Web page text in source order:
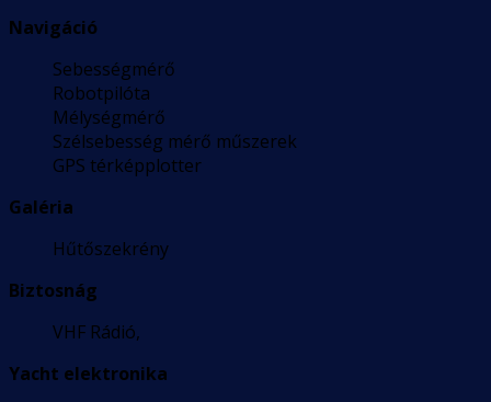
Navigáció
Sebességmérő
Robotpilóta
Mélységmérő
Szélsebesség mérő műszerek
GPS térképplotter
Galéria
Hűtőszekrény
Biztosnág
VHF Rádió,
Yacht elektronika